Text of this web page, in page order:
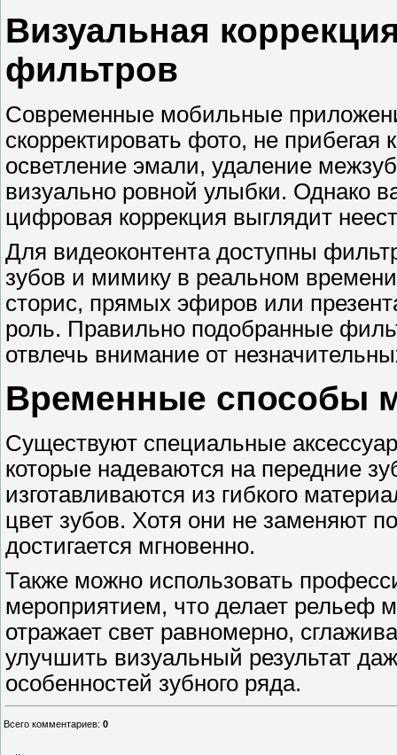
Визуальная
фильтров
Современные мобильные
скорректировать фото, не
осветление эмали, удаление
визуально ровной улыбки. Однако
цифровая коррекция выглядит
Для видеоконтента доступны
зубов и мимику в реальном
сторис, прямых эфиров или
роль. Правильно подобранные
отвлечь внимание от
Временные способы
Существуют специальные
которые надеваются на передние
изготавливаются из гибкого
цвет зубов. Хотя они не заменяют
достигается мгновенно.
Также можно использовать
мероприятием, что делает рельеф
отражает свет равномерно,
улучшить визуальный результат
особенностей зубного ряда.
Всего комментариев: 0